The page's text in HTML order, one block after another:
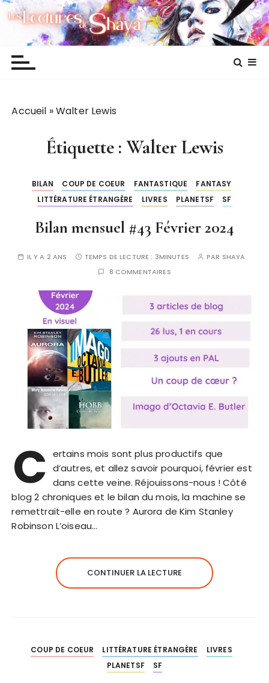
P
Les lectures de Shaya
Accueil »Walter Lewis
Étiquette : Walter Lewis
BILAN COUP DE COEUR FANTASTIQUE
FANTASY
LITTÉRATURE ÉTRANGÈRE
LIVRES PLANETSF SF
Bilan mensuel #43 Février 2024
IL Y A 2 ANS TEMPS DE LECTURE : 3MINUTES PAR SHAYA
8 COMMENTAIRES
C ertains mois sont plus productifs que
d’autres, et allez savoir pourquoi, février est
dans cette veine. Réjouissons-nous ! Côté
blog 2 chroniques et le bilan du mois, la machine se
remettrait-elle en route ? Aurora de Kim Stanley
Robinson L’oiseau…
CONTINUER LA LECTURE
COUP DE COEUR LITTÉRATURE ÉTRANGÈRE
LIVRES
PLANETSF
SF